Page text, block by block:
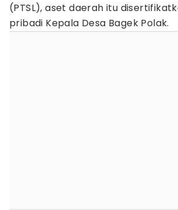
(PTSL), aset daerah itu
pribadi Kepala Desa Bagek Polak.